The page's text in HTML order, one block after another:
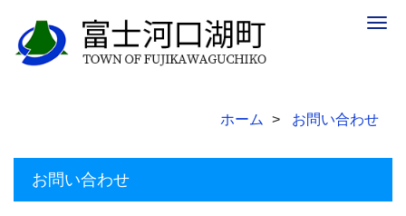
ホーム お問い合わせ
お問い合わせ